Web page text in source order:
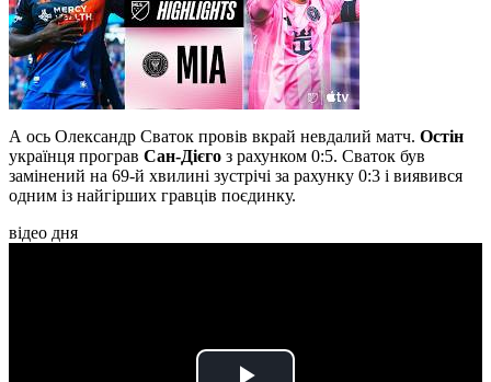
А ось Олександр Сваток провів вкрай невдалий матч. Остін
українця програв Сан-Дієго з рахунком 0:5. Сваток був
замінений на 69-й хвилині зустрічі за рахунку 0:3 і виявився
одним із найгірших гравців поєдинку.
відео дня